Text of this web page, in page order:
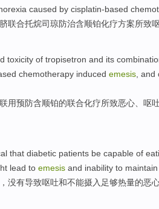
caused by cisplatin-based
联合托烷司琼防治含顺铂化疗方案所致
toxicity of tropisetron and its
chemotherapy induced emesis and
用预防含顺铂的联合化疗所致恶心、呕
that diabetic patients be capable of
lead to emesis and inability to maintain
，没有导致呕吐和不能摄入 足够热量的恶